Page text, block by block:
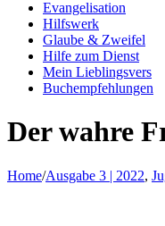
Evangelisation
Hilfswerk
Glaube & Zweifel
Hilfe zum Dienst
Mein Lieblingsvers
Buchempfehlungen
Der wahre
Home/Ausgabe 3 | 2022,